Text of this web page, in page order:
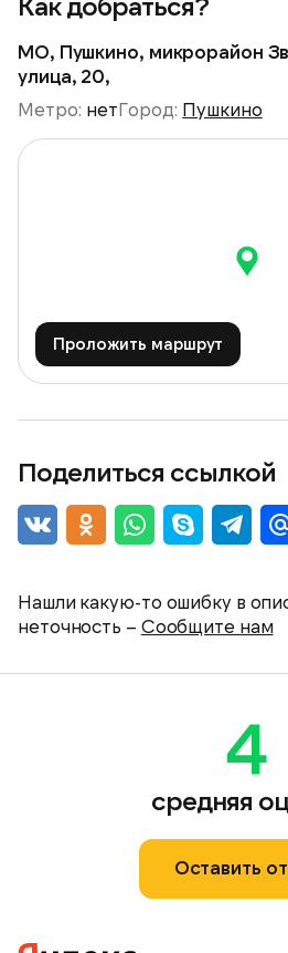
МО, Пушкино, микрорайон
улица, 20,
Метро: нетГород: Пушкино
Проложить маршрут
Поделиться ссылкой
Нашли какую-то ошибку в
неточность – Сообщите нам
4
средняя
Оставить